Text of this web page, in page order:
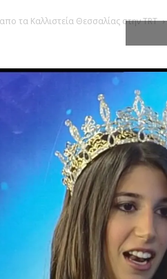
τα Καλλιστεία Θεσσαλίας στην TRT